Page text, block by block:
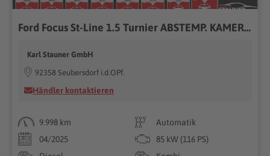
Ford Focus St-Line 1.5 Turnier ABSTEMP. KAMERA NAVIVI
Karl Stauner GmbH
92358 Seubersdorf i.d.OPf.
Händler kontaktieren
9.998 km
Automatik
04/2025
85 kW (116 PS)